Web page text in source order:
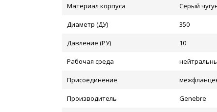
Материал корпуса Серый
Диаметр (ДУ) 350
Давление (РУ) 10
Рабочая среда
Присоединение
Производитель Genebre